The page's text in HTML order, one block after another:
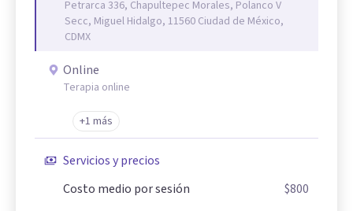
Petrarca 336, Chapultepec Morales, Polanco V
Secc, Miguel Hidalgo, 11560 Ciudad de México,
CDMX
Online
Terapia online
+1 más
Servicios y precios
Costo medio por sesión
$800